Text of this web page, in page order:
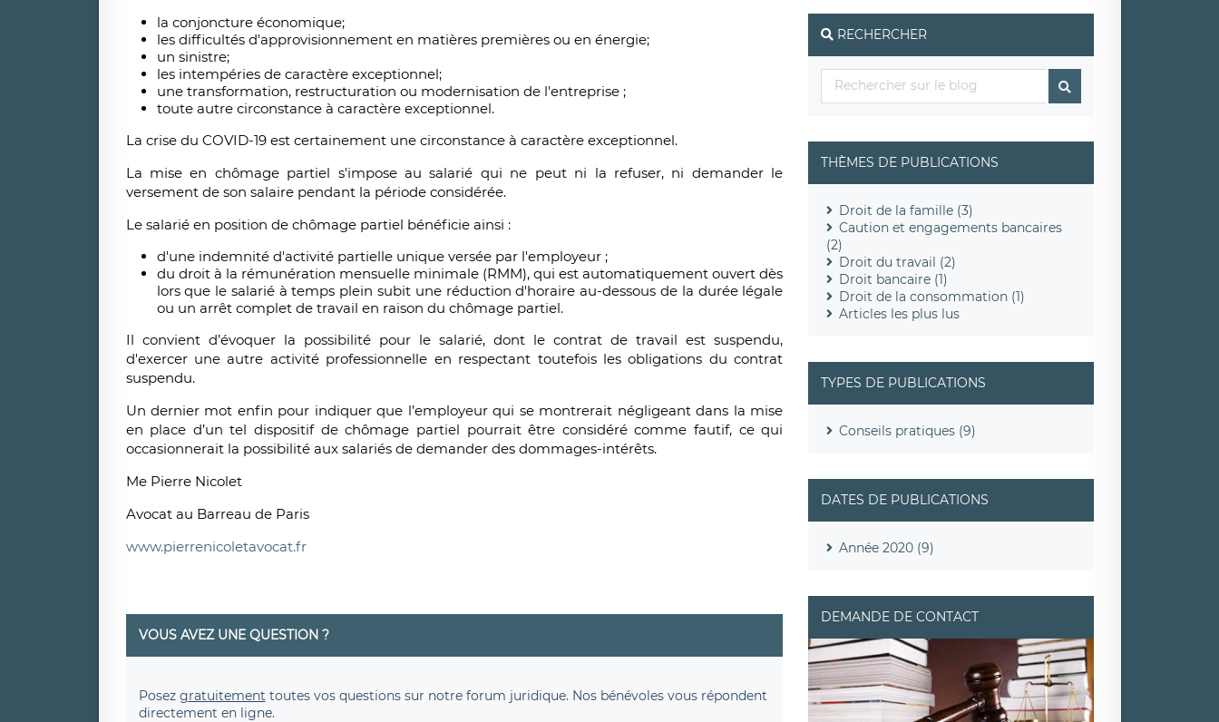
la conjoncture économique;
les difficultés d'approvisionnement en matières premières ou en énergie;
un sinistre;
les intempéries de caractère exceptionnel;
une transformation, restructuration ou modernisation de l'entreprise ;
toute autre circonstance à caractère exceptionnel.
La crise du COVID-19 est certainement une circonstance à caractère exceptionnel.
La mise en chômage partiel s'impose au salarié qui ne peut ni la refuser, ni demander le
versement de son salaire pendant la période considérée.
Le salarié en position de chômage partiel bénéficie ainsi :
d'une indemnité d'activitépartielleunique versée par l'employeur ;
du droit à la rémunération mensuelle minimale (RMM), qui est automatiquement ouvert dès
lors que le salarié à temps plein subit une réduction d'horaire au-dessous de la durée légale
ou un arrêt complet de travail en raison du chômage partiel.
Il convient d’évoquer la possibilité pour le salarié, dont le contrat de travail est suspendu,
d'exercer une autre activité professionnelle en respectant toutefois les obligations du contrat
suspendu.
Un dernier mot enfin pour indiquer que l’employeur qui se montrerait négligeant dans la mise
en place d’un tel dispositif de chômage partiel pourrait être considéré comme fautif, ce qui
occasionnerait la possibilité aux salariés de demander des dommages-intérêts.
Me Pierre Nicolet
Avocat au Barreau de Paris
www.pierrenicoletavocat.fr
VOUS AVEZ UNE QUESTION ?
Posez gratuitement toutes vos questions sur notre forum juridique. Nos bénévoles vous répondent
directement en ligne.
RECHERCHER
THÈMES DE PUBLICATIONS
Droit de la famille (3)
Caution et engagements bancaires
(2)
Droit du travail (2)
Droit bancaire (1)
Droit de la consommation (1)
Articles les plus lus
TYPES DE PUBLICATIONS
Conseils pratiques (9)
DATES DE PUBLICATIONS
Année 2020 (9)
DEMANDE DE CONTACT